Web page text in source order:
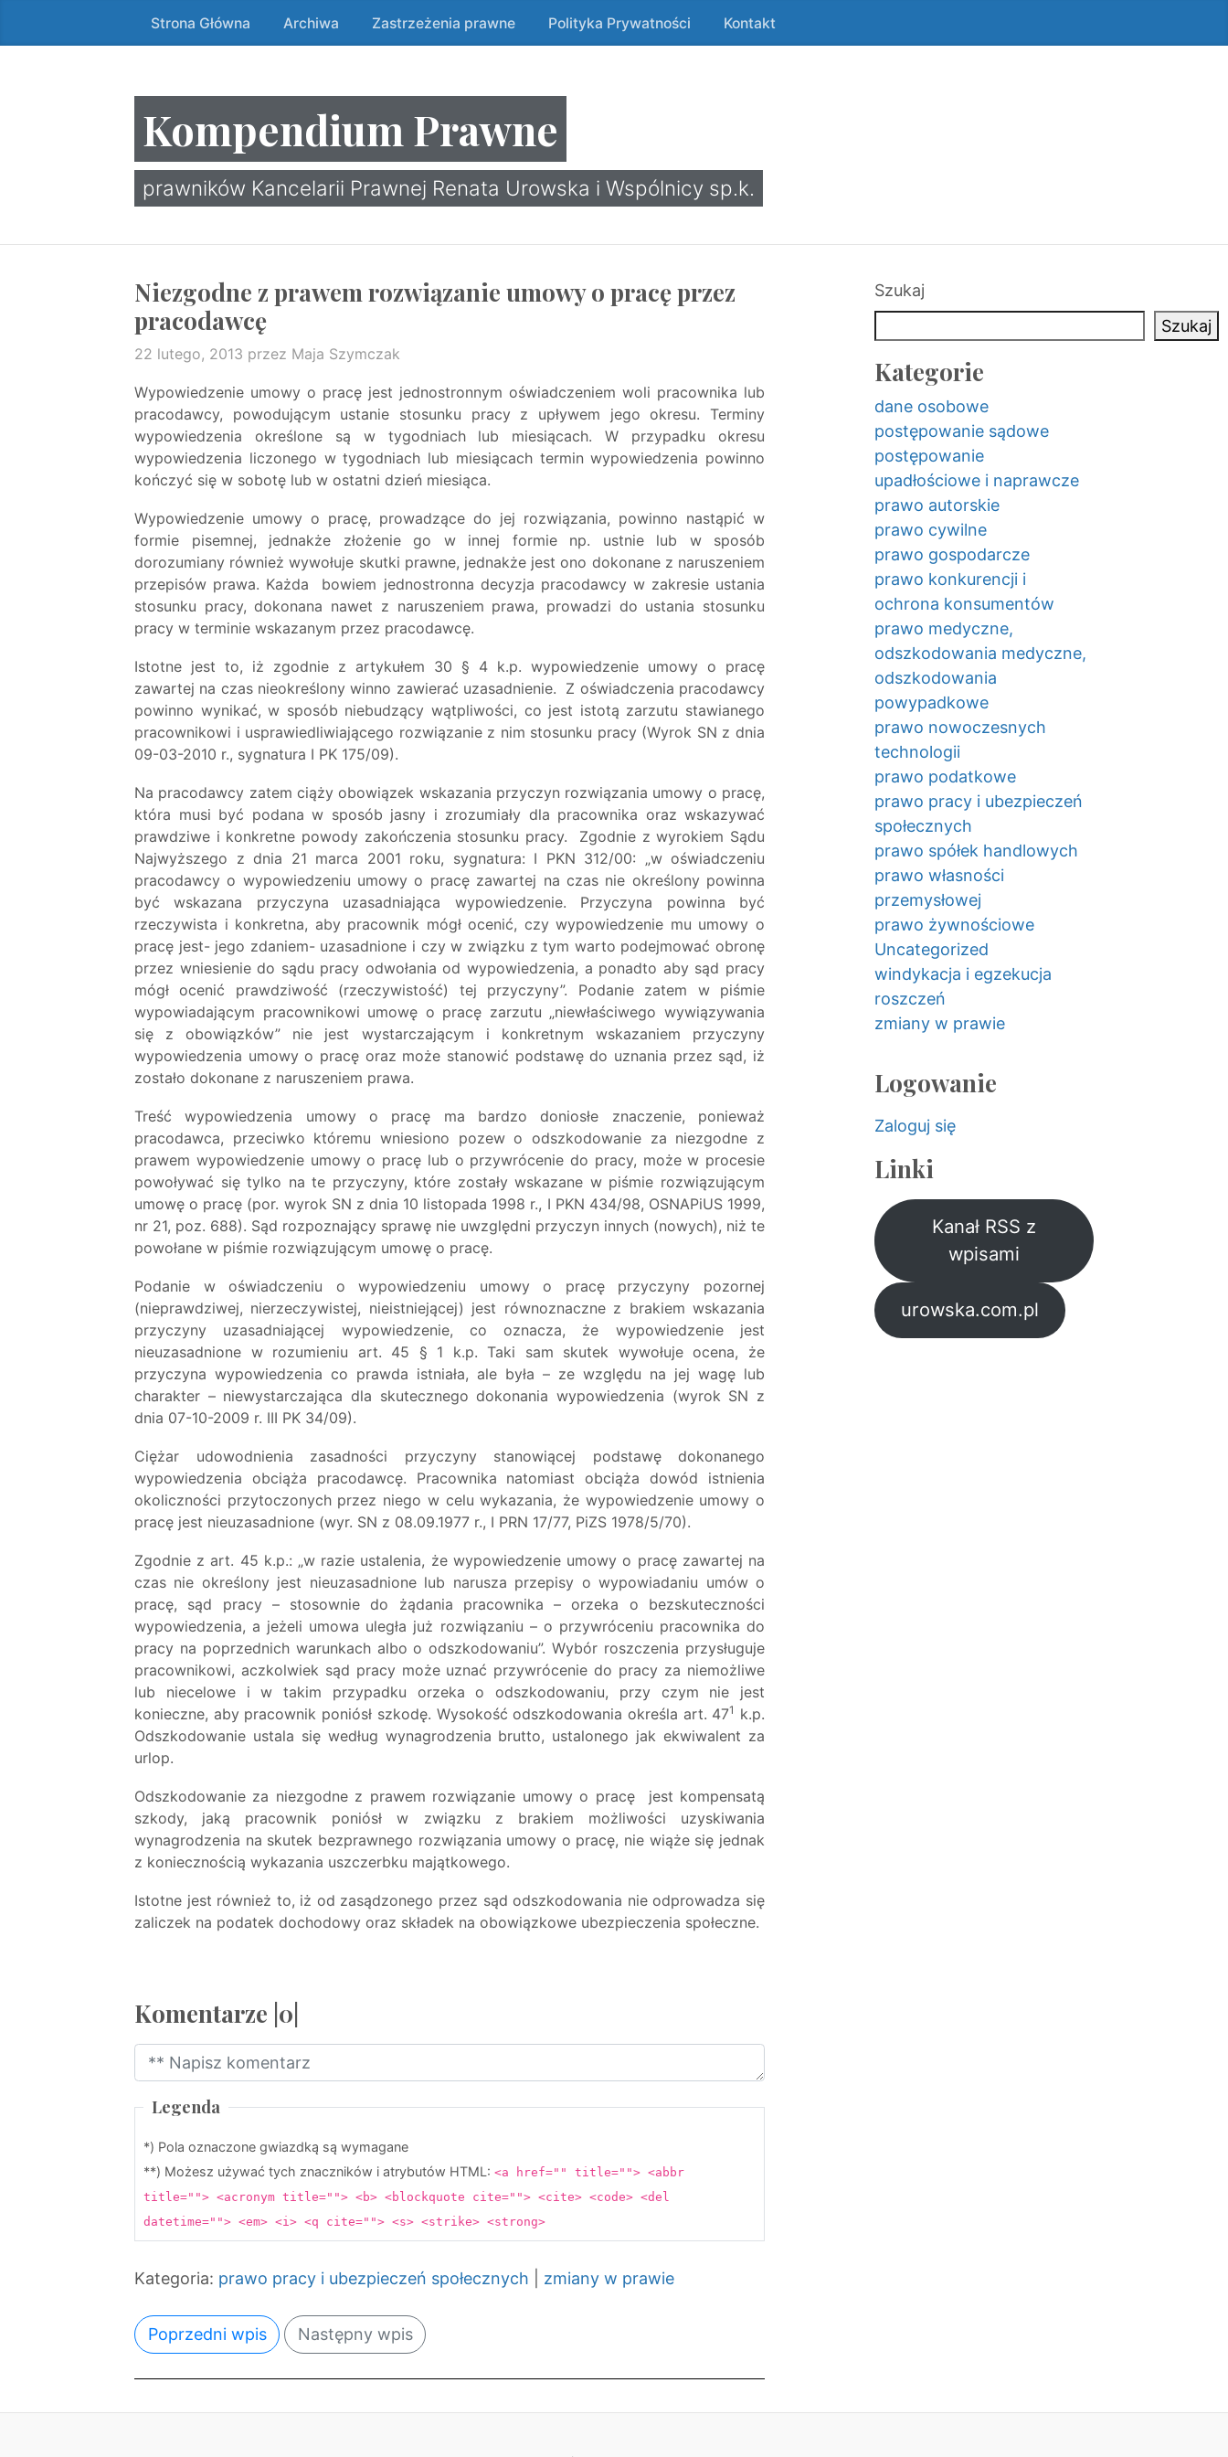
do
Strona Główna Archiwa Zastrzeżenia prawne Polityka Prywatności Kontakt
Kompendium Prawne
prawników Kancelarii Prawnej Renata Urowska i Wspólnicy sp.k.
Niezgodne z prawem rozwiązanie umowy o pracę przez
pracodawcę
22 lutego, 2013 przez Maja Szymczak
Wypowiedzenie umowy o pracę jest jednostronnym oświadczeniem woli pracownika lub
pracodawcy, powodującym ustanie stosunku pracy z upływem jego okresu. Terminy
wypowiedzenia określone są w tygodniach lub miesiącach. W przypadku okresu
wypowiedzenia liczonego w tygodniach lub miesiącach termin wypowiedzenia powinno
kończyć się w sobotę lub w ostatni dzień miesiąca.
Wypowiedzenie umowy o pracę, prowadzące do jej rozwiązania, powinno nastąpić w
formie pisemnej, jednakże złożenie go w innej formie np. ustnie lub w sposób
dorozumiany również wywołuje skutki prawne, jednakże jest ono dokonane z naruszeniem
przepisów prawa. Każda bowiem jednostronna decyzja pracodawcy w zakresie ustania
stosunku pracy, dokonana nawet z naruszeniem prawa, prowadzi do ustania stosunku
pracy w terminie wskazanym przez pracodawcę.
Istotne jest to, iż zgodnie z artykułem 30 § 4 k.p. wypowiedzenie umowy o pracę
zawartej na czas nieokreślony winno zawierać uzasadnienie. Z oświadczenia pracodawcy
powinno wynikać, w sposób niebudzący wątpliwości, co jest istotą zarzutu stawianego
pracownikowi i usprawiedliwiającego rozwiązanie z nim stosunku pracy (Wyrok SN z dnia
09-03-2010 r., sygnatura I PK 175/09).
Na pracodawcy zatem ciąży obowiązek wskazania przyczyn rozwiązania umowy o pracę,
która musi być podana w sposób jasny i zrozumiały dla pracownika oraz wskazywać
prawdziwe i konkretne powody zakończenia stosunku pracy. Zgodnie z wyrokiem Sądu
Najwyższego z dnia 21 marca 2001 roku, sygnatura: I PKN 312/00: „w oświadczeniu
pracodawcy o wypowiedzeniu umowy o pracę zawartej na czas nie określony powinna
być wskazana przyczyna uzasadniająca wypowiedzenie. Przyczyna powinna być
rzeczywista i konkretna, aby pracownik mógł ocenić, czy wypowiedzenie mu umowy o
pracę jest- jego zdaniem- uzasadnione i czy w związku z tym warto podejmować obronę
przez wniesienie do sądu pracy odwołania od wypowiedzenia, a ponadto aby sąd pracy
mógł ocenić prawdziwość (rzeczywistość) tej przyczyny”. Podanie zatem w piśmie
wypowiadającym pracownikowi umowę o pracę zarzutu „niewłaściwego wywiązywania
się z obowiązków” nie jest wystarczającym i konkretnym wskazaniem przyczyny
wypowiedzenia umowy o pracę oraz może stanowić podstawę do uznania przez sąd, iż
zostało dokonane z naruszeniem prawa.
Treść wypowiedzenia umowy o pracę ma bardzo doniosłe znaczenie, ponieważ
pracodawca, przeciwko któremu wniesiono pozew o odszkodowanie za niezgodne z
prawem wypowiedzenie umowy o pracę lub o przywrócenie do pracy, może w procesie
powoływać się tylko na te przyczyny, które zostały wskazane w piśmie rozwiązującym
umowę o pracę (por. wyrok SN z dnia 10 listopada 1998 r., I PKN 434/98, OSNAPiUS 1999,
nr 21, poz. 688). Sąd rozpoznający sprawę nie uwzględni przyczyn innych (nowych), niż te
powołane w piśmie rozwiązującym umowę o pracę.
Podanie w oświadczeniu o wypowiedzeniu umowy o pracę przyczyny pozornej
(nieprawdziwej, nierzeczywistej, nieistniejącej) jest równoznaczne z brakiem wskazania
przyczyny uzasadniającej wypowiedzenie, co oznacza, że wypowiedzenie jest
nieuzasadnione w rozumieniu art. 45 § 1 k.p. Taki sam skutek wywołuje ocena, że
przyczyna wypowiedzenia co prawda istniała, ale była – ze względu na jej wagę lub
charakter – niewystarczająca dla skutecznego dokonania wypowiedzenia (wyrok SN z
dnia 07-10-2009 r. III PK 34/09).
Ciężar udowodnienia zasadności przyczyny stanowiącej podstawę dokonanego
wypowiedzenia obciąża pracodawcę. Pracownika natomiast obciąża dowód istnienia
okoliczności przytoczonych przez niego w celu wykazania, że wypowiedzenie umowy o
pracę jest nieuzasadnione (wyr. SN z 08.09.1977 r., I PRN 17/77, PiZS 1978/5/70).
Zgodnie z art. 45 k.p.: „w razie ustalenia, że wypowiedzenie umowy o pracę zawartej na
czas nie określony jest nieuzasadnione lub narusza przepisy o wypowiadaniu umów o
pracę, sąd pracy – stosownie do żądania pracownika – orzeka o bezskuteczności
wypowiedzenia, a jeżeli umowa uległa już rozwiązaniu – o przywróceniu pracownika do
pracy na poprzednich warunkach albo o odszkodowaniu”. Wybór roszczenia przysługuje
pracownikowi, aczkolwiek sąd pracy może uznać przywrócenie do pracy za niemożliwe
lub niecelowe i w takim przypadku orzeka o odszkodowaniu, przy czym nie jest
konieczne, aby pracownik poniósł szkodę. Wysokość odszkodowania określa art. 471 k.p.
Odszkodowanie ustala się według wynagrodzenia brutto, ustalonego jak ekwiwalent za
urlop.
Odszkodowanie za niezgodne z prawem rozwiązanie umowy o pracę jest kompensatą
szkody, jaką pracownik poniósł w związku z brakiem możliwości uzyskiwania
wynagrodzenia na skutek bezprawnego rozwiązania umowy o pracę, nie wiąże się jednak
z koniecznością wykazania uszczerbku majątkowego.
Istotne jest również to, iż od zasądzonego przez sąd odszkodowania nie odprowadza się
zaliczek na podatek dochodowy oraz składek na obowiązkowe ubezpieczenia społeczne.
Komentarze |0|
Legenda
*) Pola oznaczone gwiazdką są wymagane
**) Możesz używać tych znaczników i atrybutów HTML: <a href="" title=""> <abbr
title=""> <acronym title=""> <b> <blockquote cite=""> <cite> <code> <del
datetime=""> <em> <i> <q cite=""> <s> <strike> <strong>
Kategoria: prawo pracy i ubezpieczeń społecznych zmiany w prawie
Poprzedni wpis Następny wpis
Szukaj
Szukaj
Kategorie
dane osobowe
postępowanie sądowe
postępowanie
upadłościowe i naprawcze
prawo autorskie
prawo cywilne
prawo gospodarcze
prawo konkurencji i
ochrona konsumentów
prawo medyczne,
odszkodowania medyczne,
odszkodowania
powypadkowe
prawo nowoczesnych
technologii
prawo podatkowe
prawo pracy i ubezpieczeń
społecznych
prawo spółek handlowych
prawo własności
przemysłowej
prawo żywnościowe
Uncategorized
windykacja i egzekucja
roszczeń
zmiany w prawie
Logowanie
Zaloguj się
Linki
Kanał RSS z
wpisami
urowska.com.pl